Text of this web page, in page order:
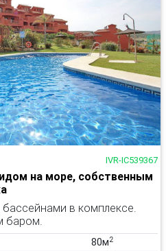
IVR-IC539367
на море, собственным
в комплексе.
баром.
80м2